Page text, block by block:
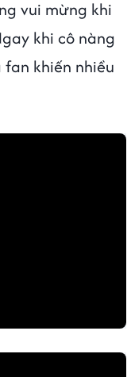
vui mừng khi
khi cô nàng
khiến nhiều